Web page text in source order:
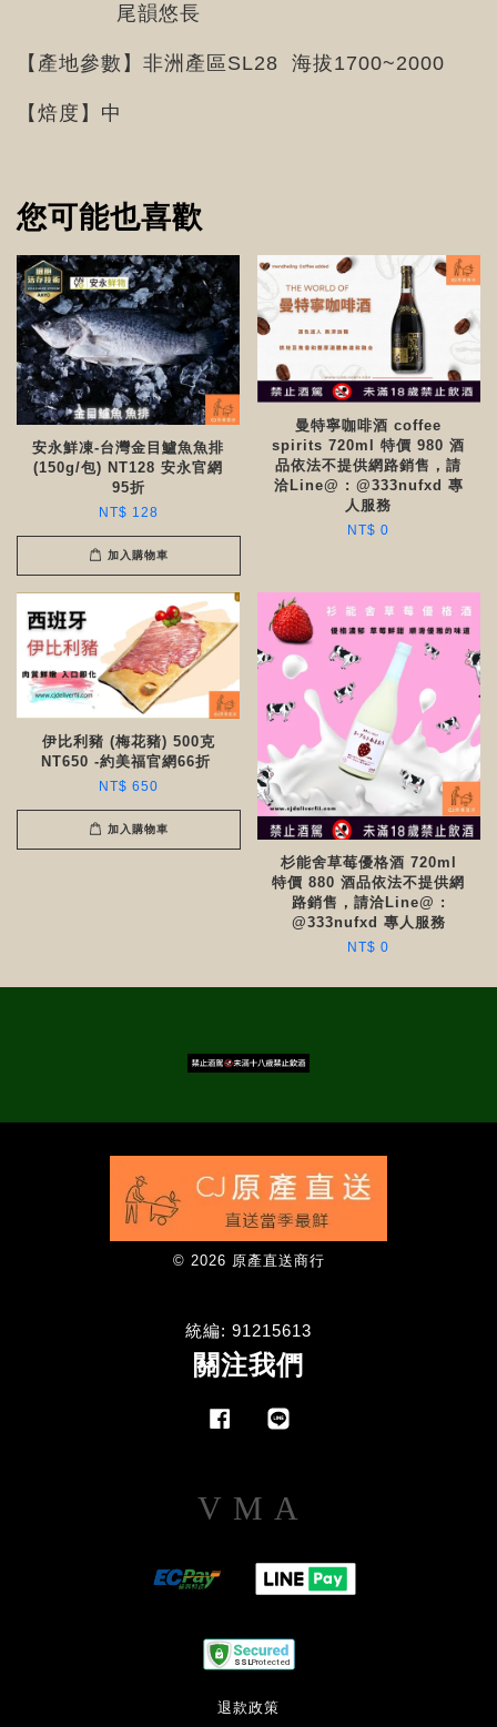
尾韻悠長
【產地參數】非洲產區SL28 海拔1700~2000
【焙度】中
您可能也喜歡
安永鮮凍-台灣金目鱸魚魚排
(150g/包) NT128 安永官網
95折
NT$ 128
加入購物車
曼特寧咖啡酒 coffee
spirits 720ml 特價 980 酒
品依法不提供網路銷售，請
洽Line@ : @333nufxd 專
人服務
NT$ 0
伊比利豬 (梅花豬) 500克
NT650 -約美福官網66折 ​​
NT$ 650
加入購物車
杉能舍草莓優格酒 720ml
特價 880 酒品依法不提供網
路銷售，請洽Line@ :
@333nufxd 專人服務
NT$ 0
© 2026 原產直送商行
統編: 91215613
關注我們
Facebook
Visa Master
退款政策